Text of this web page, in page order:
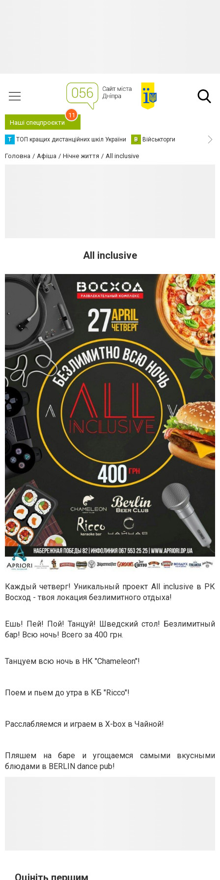
Наші спецпроєкти
11
Т ТОП кращих дистанційних шкіл України В Військторги
Головна Афіша Нічне життя All inclusive
All inclusive
Каждый четверг! Уникальный проект All inclusive в РК
Восход - твоя локация безлимитного отдыха!
Ешь! Пей! Пой! Танцуй! Шведский стол! Безлимитный
бар! Всю ночь! Всего за 400 грн.
Танцуем всю ночь в НК "Chameleon"!
Поем и пьем до утра в КБ "Ricco"!
Расслабляемся и играем в X-box в Чайной!
Пляшем на баре и угощаемся самыми вкусными
блюдами в BERLIN dance pub!
Оцініть першим